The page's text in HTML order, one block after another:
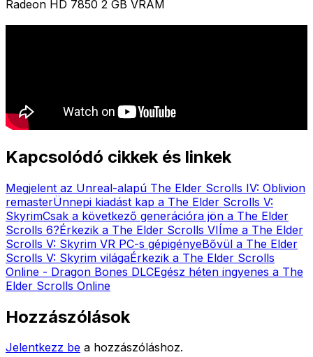
Radeon HD 7850 2 GB VRAM
Kapcsolódó cikkek és linkek
Megjelent az Unreal-alapú The Elder Scrolls IV: Oblivion
remasterÜnnepi kiadást kap a The Elder Scrolls V:
SkyrimCsak a következő generációra jön a The Elder
Scrolls 6?Érkezik a The Elder Scrolls VIÍme a The Elder
Scrolls V: Skyrim VR PC-s gépigényeBővül a The Elder
Scrolls V: Skyrim világaÉrkezik a The Elder Scrolls
Online - Dragon Bones DLCEgész héten ingyenes a The
Elder Scrolls Online
Hozzászólások
Jelentkezz be a hozzászóláshoz.